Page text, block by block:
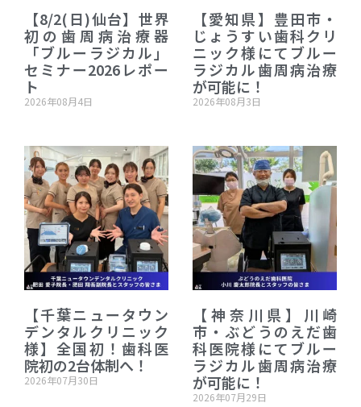
【8/2(日)仙台】世界
初の歯周病治療器
「ブルーラジカル」
セミナー2026レポー
ト
2026年08月4日
【愛知県】豊田市・
じょうすい歯科クリ
ニック様にてブルー
ラジカル歯周病治療
が可能に！
2026年08月3日
【千葉ニュータウン
デンタルクリニック
様】全国初！歯科医
院初の2台体制へ！
2026年07月30日
【神奈川県】川崎
市・ぶどうのえだ歯
科医院様にてブルー
ラジカル歯周病治療
が可能に！
2026年07月29日